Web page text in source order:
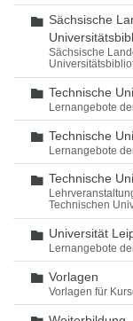
Ordner
Sächsische
Sächsische
Ordner
Technische
Lernangebote
Ordner
Technische
Lernangebote
Ordner
Technische
Technischen
Ordner
Universität
Lernangebote
Ordner
Vorlagen
Vorlagen für